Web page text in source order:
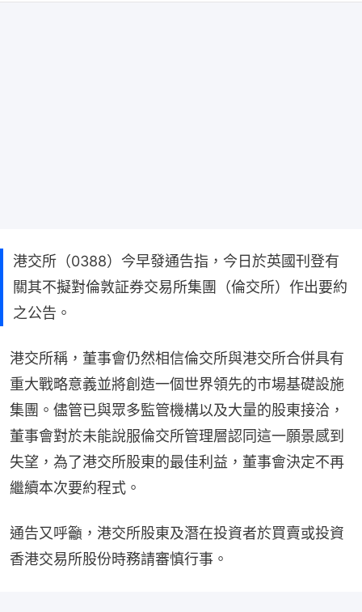
港交所（0388）今早發通告指，今日於英國刊登有
關其不擬對倫敦証券交易所集團（倫交所）作出要約
之公告。
港交所稱，董事會仍然相信倫交所與港交所合併具有
重大戰略意義並將創造一個世界領先的市場基礎設施
集團。儘管已與眾多監管機構以及大量的股東接洽，
董事會對於未能說服倫交所管理層認同這一願景感到
失望，為了港交所股東的最佳利益，董事會決定不再
繼續本次要約程式。
通告又呼籲，港交所股東及潛在投資者於買賣或投資
香港交易所股份時務請審慎行事。